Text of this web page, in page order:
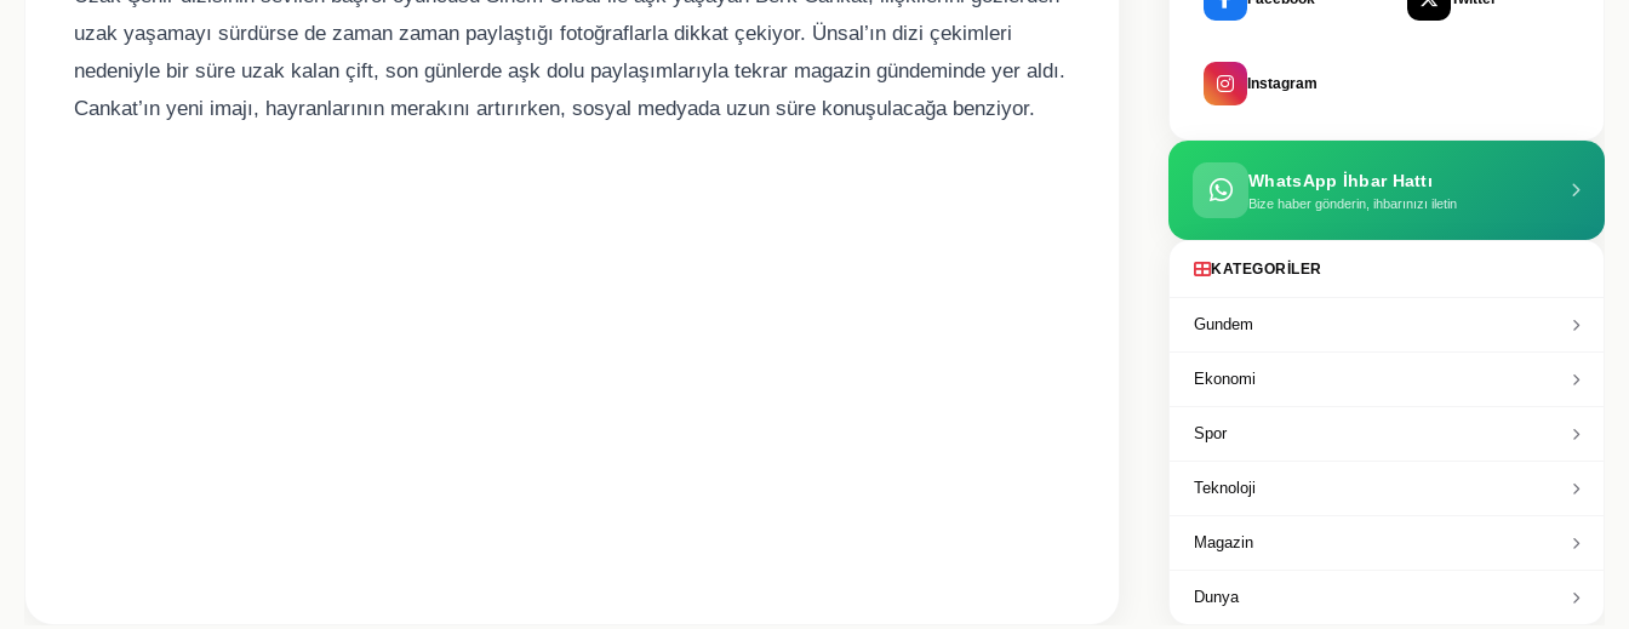
uzak yaşamayı sürdürse de zaman zaman paylaştığı fotoğraflarla dikkat çekiyor. Ünsal’ın dizi çekimleri
nedeniyle bir süre uzak kalan çift, son günlerde aşk dolu paylaşımlarıyla tekrar magazin gündeminde yer aldı.
Cankat’ın yeni imajı, hayranlarının merakını artırırken, sosyal medyada uzun süre konuşulacağa benziyor.
Instagram
WhatsApp İhbar Hattı
Bize haber gönderin, ihbarınızı iletin
KATEGORILER
Gundem
Ekonomi
Spor
Teknoloji
Magazin
Dunya